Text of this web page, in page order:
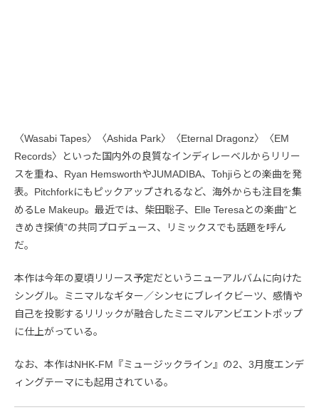
〈Wasabi Tapes〉〈Ashida Park〉〈Eternal Dragonz〉〈EM
Records〉といった国内外の良質なインディレーベルからリリー
スを重ね、Ryan HemsworthやJUMADIBA、Tohjiらとの楽曲を発
表。Pitchforkにもピックアップされるなど、海外からも注目を集
めるLe Makeup。最近では、柴田聡子、Elle Teresaとの楽曲“と
きめき探偵”の共同プロデュース、リミックスでも話題を呼ん
だ。
本作は今年の夏頃リリース予定だというニューアルバムに向けた
シングル。ミニマルなギター／シンセにブレイクビーツ、感情や
自己を投影するリリックが融合したミニマルアンビエントポップ
に仕上がっている。
なお、本作はNHK-FM『ミュージックライン』の2、3月度エンデ
ィングテーマにも起用されている。